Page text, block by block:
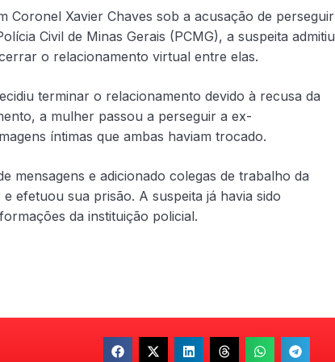
Xavier Chaves sob a acusação de perseguir
Civil de Minas Gerais (PCMG), a suspeita admitiu
o relacionamento virtual entre elas.
terminar o relacionamento devido à recusa da
a mulher passou a perseguir a ex-
íntimas que ambas haviam trocado.
mensagens e adicionado colegas de trabalho da
efetuou sua prisão. A suspeita já havia sido
da instituição policial.